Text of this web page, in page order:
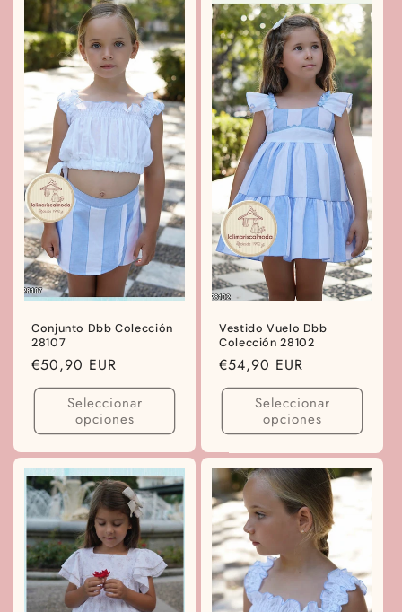
c
ó
n
Conjunto Dbb Colección
28107
Precio
habitual
€50,90 EUR
Seleccionar
opciones
Vestido Vuelo Dbb
Colección 28102
Precio
habitual
€54,90 EUR
Seleccionar
opciones